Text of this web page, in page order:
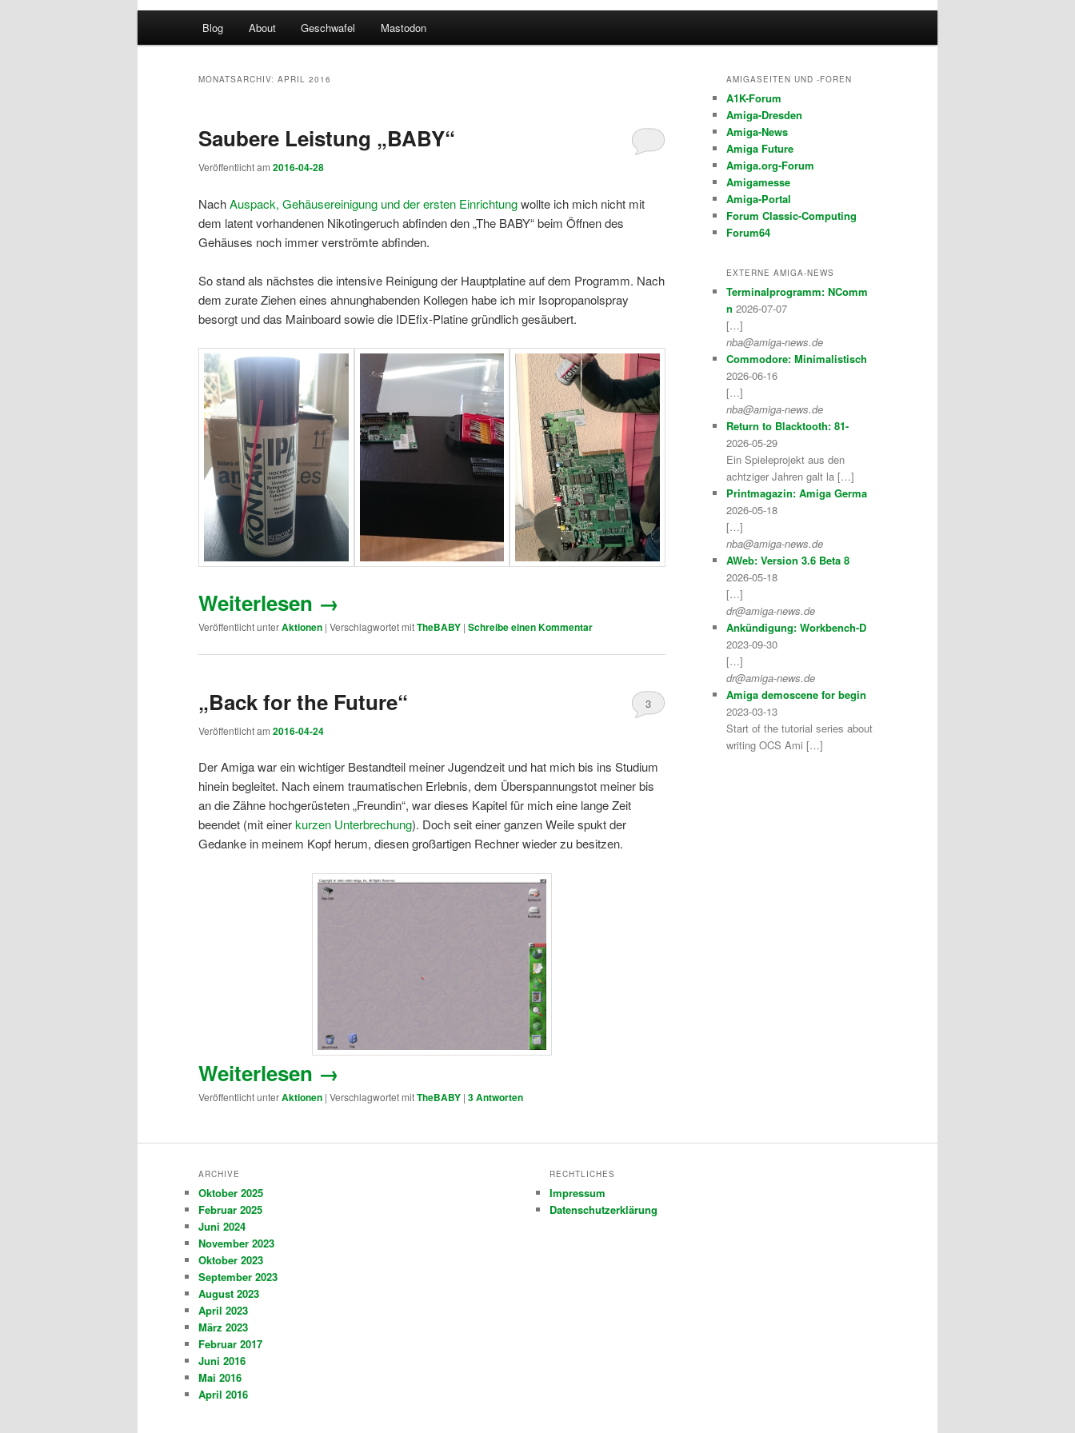
Blog About Geschwafel Mastodon
MONATSARCHIV: APRIL 2016
Saubere Leistung „BABY“
Veröffentlicht am 2016-04-28
NachAuspack, Gehäusereinigung und der ersten Einrichtungwollte ich mich nicht mit
dem latent vorhandenen Nikotingeruch abfinden den „The BABY“ beim Öffnen des
Gehäuses noch immer verströmte abfinden.
So stand als nächstes die intensive Reinigung der Hauptplatine auf dem Programm. Nach
dem zurate Ziehen eines ahnunghabenden Kollegen habe ich mir Isopropanolspray
besorgt und das Mainboard sowie die IDEfix-Platine gründlich gesäubert.
Weiterlesen →
Veröffentlicht unterAktionen | Verschlagwortet mitTheBABY | Schreibe einen Kommentar
„Back for the Future“
Veröffentlicht am 2016-04-24
3
Der Amiga war ein wichtiger Bestandteil meiner Jugendzeit und hat mich bis ins Studium
hinein begleitet. Nach einem traumatischen Erlebnis, dem Überspannungstot meiner bis
an die Zähne hochgerüsteten „Freundin“, war dieses Kapitel für mich eine lange Zeit
beendet (mit einerkurzen Unterbrechung). Doch seit einer ganzen Weile spukt der
Gedanke in meinem Kopf herum, diesen großartigen Rechner wieder zu besitzen.
Weiterlesen →
Veröffentlicht unterAktionen | Verschlagwortet mitTheBABY | 3Antworten
AMIGASEITEN UND -FOREN
A1K-Forum
Amiga-Dresden
Amiga-News
Amiga Future
Amiga.org-Forum
Amigamesse
Amiga-Portal
Forum Classic-Computing
Forum64
EXTERNE AMIGA-NEWS
Terminalprogramm: NComm
n 2026-07-07
[…]
nba@amiga-news.de
Commodore: Minimalistisch
2026-06-16
[…]
nba@amiga-news.de
Return to Blacktooth: 81-
2026-05-29
Ein Spieleprojekt aus den
achtziger Jahren galt la […]
Printmagazin: Amiga Germa
2026-05-18
[…]
nba@amiga-news.de
AWeb: Version 3.6 Beta 8
2026-05-18
[…]
dr@amiga-news.de
Ankündigung: Workbench-D
2023-09-30
[…]
dr@amiga-news.de
Amiga demoscene for begin
2023-03-13
Start of the tutorial series about
writing OCS Ami […]
ARCHIVE
Oktober 2025
Februar 2025
Juni 2024
November 2023
Oktober 2023
September 2023
August 2023
April 2023
März 2023
Februar 2017
Juni 2016
Mai 2016
April 2016
RECHTLICHES
Impressum
Datenschutzerklärung